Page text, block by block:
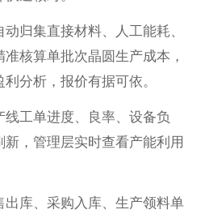
动归集直接材料、人工能耗、
核算单批次晶圆生产成本，
分析，报价有据可依。
线工单进度、良率、设备负
，管理层实时查看产能利用
出库、采购入库、生产领料单